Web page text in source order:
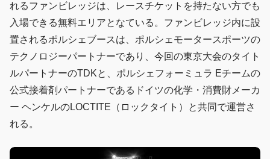
れるファンビレッジは、レースチケットを持たない方でも
入場できる無料エリアとなている。ファンビレッジ内に設
置されるポルシェブースは、ポルシェモータースポーツの
テクノロジーパートナーであり、今回の東京大会のタイト
ルパートナーのTDKと、ポルシェフォーミュラ Eチームの
公式接着剤パートナーであるドイツの化学・消費財メーカ
ー ヘンケルのLOCTITE（ロックタイト）と共同で運営さ
れる。